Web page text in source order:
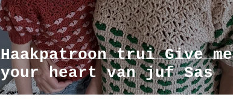
Haakpatroon trui Give me
your heart van juf Sas